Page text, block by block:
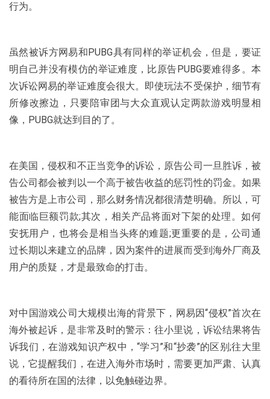
行为。
虽然被诉方网易和PUBG具有同样的举证机会，但是，要证
明自己并没有模仿的举证难度，比原告PUBG要难得多。本
次诉讼网易的举证难度会很大。即使玩法不受保护，细节有
所修改擦边，只要陪审团与大众直观认定两款游戏明显相
像，PUBG就达到目的了。
在美国，侵权和不正当竞争的诉讼，原告公司一旦胜诉，被
告公司都会被判以一个高于被告收益的惩罚性的罚金。如果
被告方是上市公司，那么财务情况都很清楚明确。所以，可
能面临巨额罚款;其次，相关产品将面对下架的处理。如何
安抚用户，也将会是相当头疼的难题;更重要的是，公司通
过长期以来建立的品牌，因为案件的进展而受到海外厂商及
用户的质疑，才是最致命的打击。
对中国游戏公司大规模出海的背景下，网易因“侵权”首次在
海外被起诉，是非常及时的警示：往小里说，诉讼结果将告
诉我们，在游戏知识产权中，“学习”和“抄袭”的区别;往大里
说，它提醒我们，在进入海外市场时，需要更加严肃、认真
的看待所在国的法律，以免触碰边界。